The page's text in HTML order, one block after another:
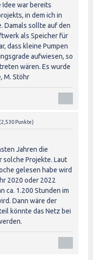
Idee war bereits
in dem ich in
Damals sollte auf den
als Speicher für
dass kleine Pumpen
aufwiesen, so
wären. Es wurde
M. Stöhr
(2,530 Punkte)
Jahren die
Projekte. Laut
gelesen habe wird
2020 oder 2022
ca. 1.200 Stunden im
Dann wäre der
könnte das Netz bei